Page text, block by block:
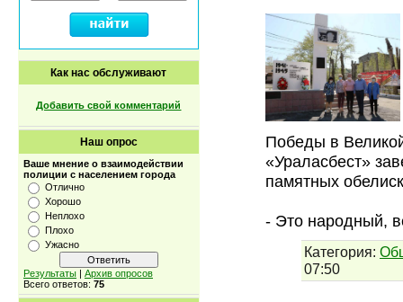
Как нас обслуживают
Добавить свой комментарий
Наш опрос
Ваше мнение о взаимодействии
полиции с населением города
Отлично
Хорошо
Неплохо
Плохо
Ужасно
Результаты | Архив опросов
Всего ответов: 75
Победы в
«Ураласбест»
памятных
- Это народный,
Категория:
07:50